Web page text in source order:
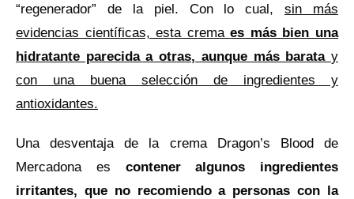
“regenerador” de la piel. Con lo cual,sin más
evidencias científicas, esta cremaes más bien una
hidratante parecida a otras, aunque más barata y
con una buena selección de ingredientes y
antioxidantes.
Una desventaja de la crema Dragon’s Blood de
Mercadona es contener algunos ingredientes
irritantes, que no recomiendo a personas con la